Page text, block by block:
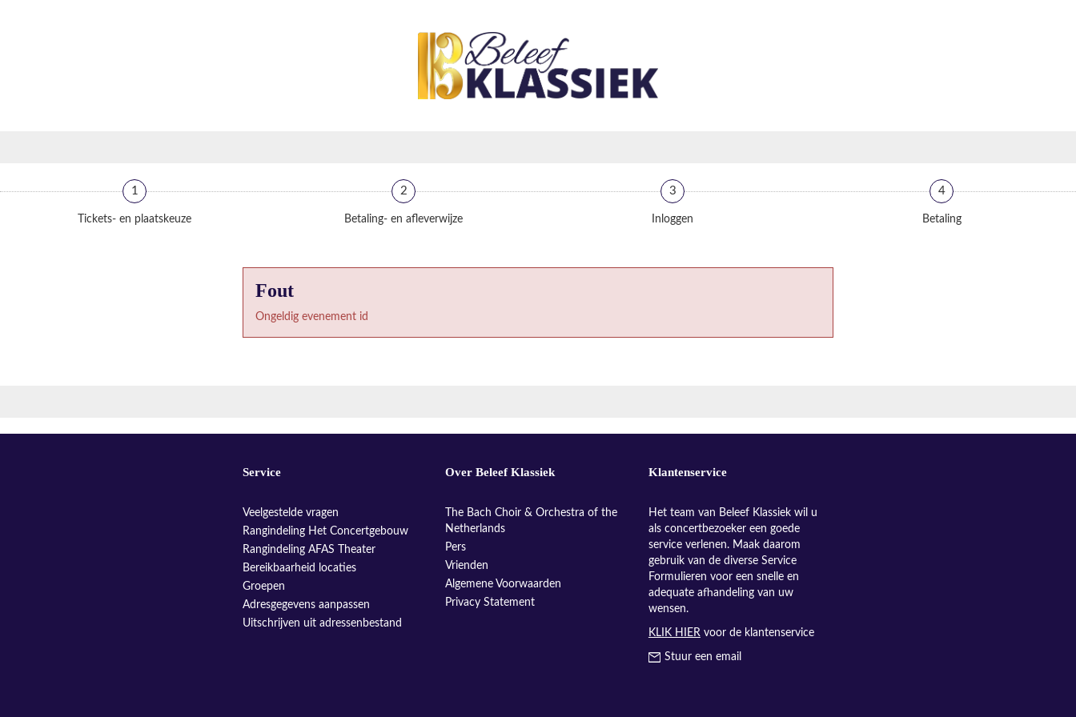
1
Tickets- en plaatskeuze
2
Betaling- en afleverwijze
3
Inloggen
4
Betaling
Fout
Ongeldig evenement id
Service
Veelgestelde vragen
Rangindeling Het Concertgebouw
Rangindeling AFAS Theater
Bereikbaarheid locaties
Groepen
Adresgegevens aanpassen
Uitschrijven uit adressenbestand
Over Beleef Klassiek
The Bach Choir & Orchestra of the
Netherlands
Pers
Vrienden
Algemene Voorwaarden
Privacy Statement
Klantenservice
Het team van Beleef Klassiek wil u
als concertbezoeker een goede
service verlenen. Maak daarom
gebruik van de diverse Service
Formulieren voor een snelle en
adequate afhandeling van uw
wensen.
KLIK HIERvoor de klantenservice
Stuur een email